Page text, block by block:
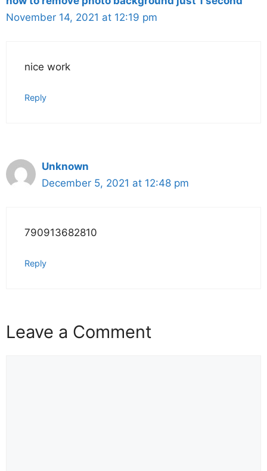
November 14, 2021 at 12:19 pm
nice work
Reply
Unknown
December 5, 2021 at 12:48 pm
790913682810
Reply
Leave a Comment